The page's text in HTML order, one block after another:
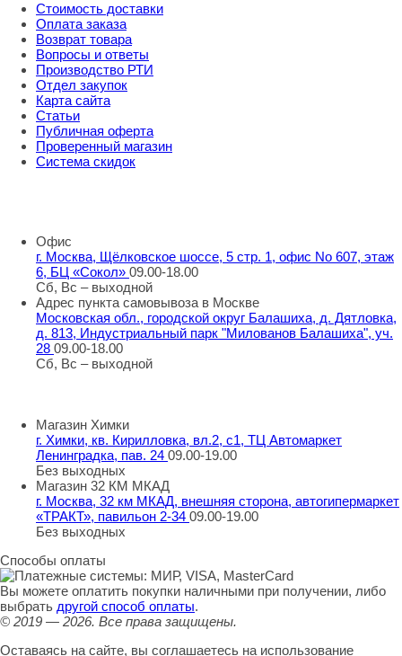
Стоимость доставки
Оплата заказа
Возврат товара
Вопросы и ответы
Производство РТИ
Отдел закупок
Карта сайта
Статьи
Публичная оферта
Проверенный магазин
Система скидок
Офис
г. Москва, Щёлковское шоссе, 5 стр. 1, офис No 607, этаж
6, БЦ «Сокол» 09.00-18.00
Сб, Вс – выходной
Адрес пункта самовывоза в Москве
Московская обл., городской округ Балашиха, д. Дятловка,
д. 813, Индустриальный парк "Милованов Балашиха", уч.
28 09.00-18.00
Сб, Вс – выходной
Магазин Химки
г. Химки, кв. Кирилловка, вл.2, с1, ТЦ Автомаркет
Ленинградка, пав. 24 09.00-19.00
Без выходных
Магазин 32 КМ МКАД
г. Москва, 32 км МКАД, внешняя сторона, автогипермаркет
«ТРАКТ», павильон 2-34 09.00-19.00
Без выходных
Способы оплаты
Вы можете оплатить покупки наличными при получении, либо
выбрать другой способ оплаты.
© 2019 — 2026. Все права защищены.
Оставаясь на сайте, вы соглашаетесь на использование